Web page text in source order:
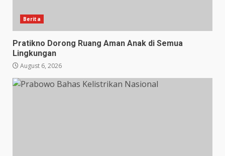
Berita
Pratikno Dorong Ruang Aman Anak di Semua
Lingkungan
August 6, 2026